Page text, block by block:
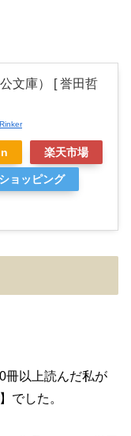
文庫） [ 誉田哲
Rinker
楽天市場
ョッピング
冊以上読んだ私が
でした。